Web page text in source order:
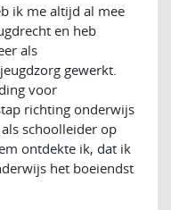
ik me altijd al mee
en heb
als
gewerkt.
voor
richting onderwijs
schoolleider op
ontdekte ik, dat ik
het boeiendst